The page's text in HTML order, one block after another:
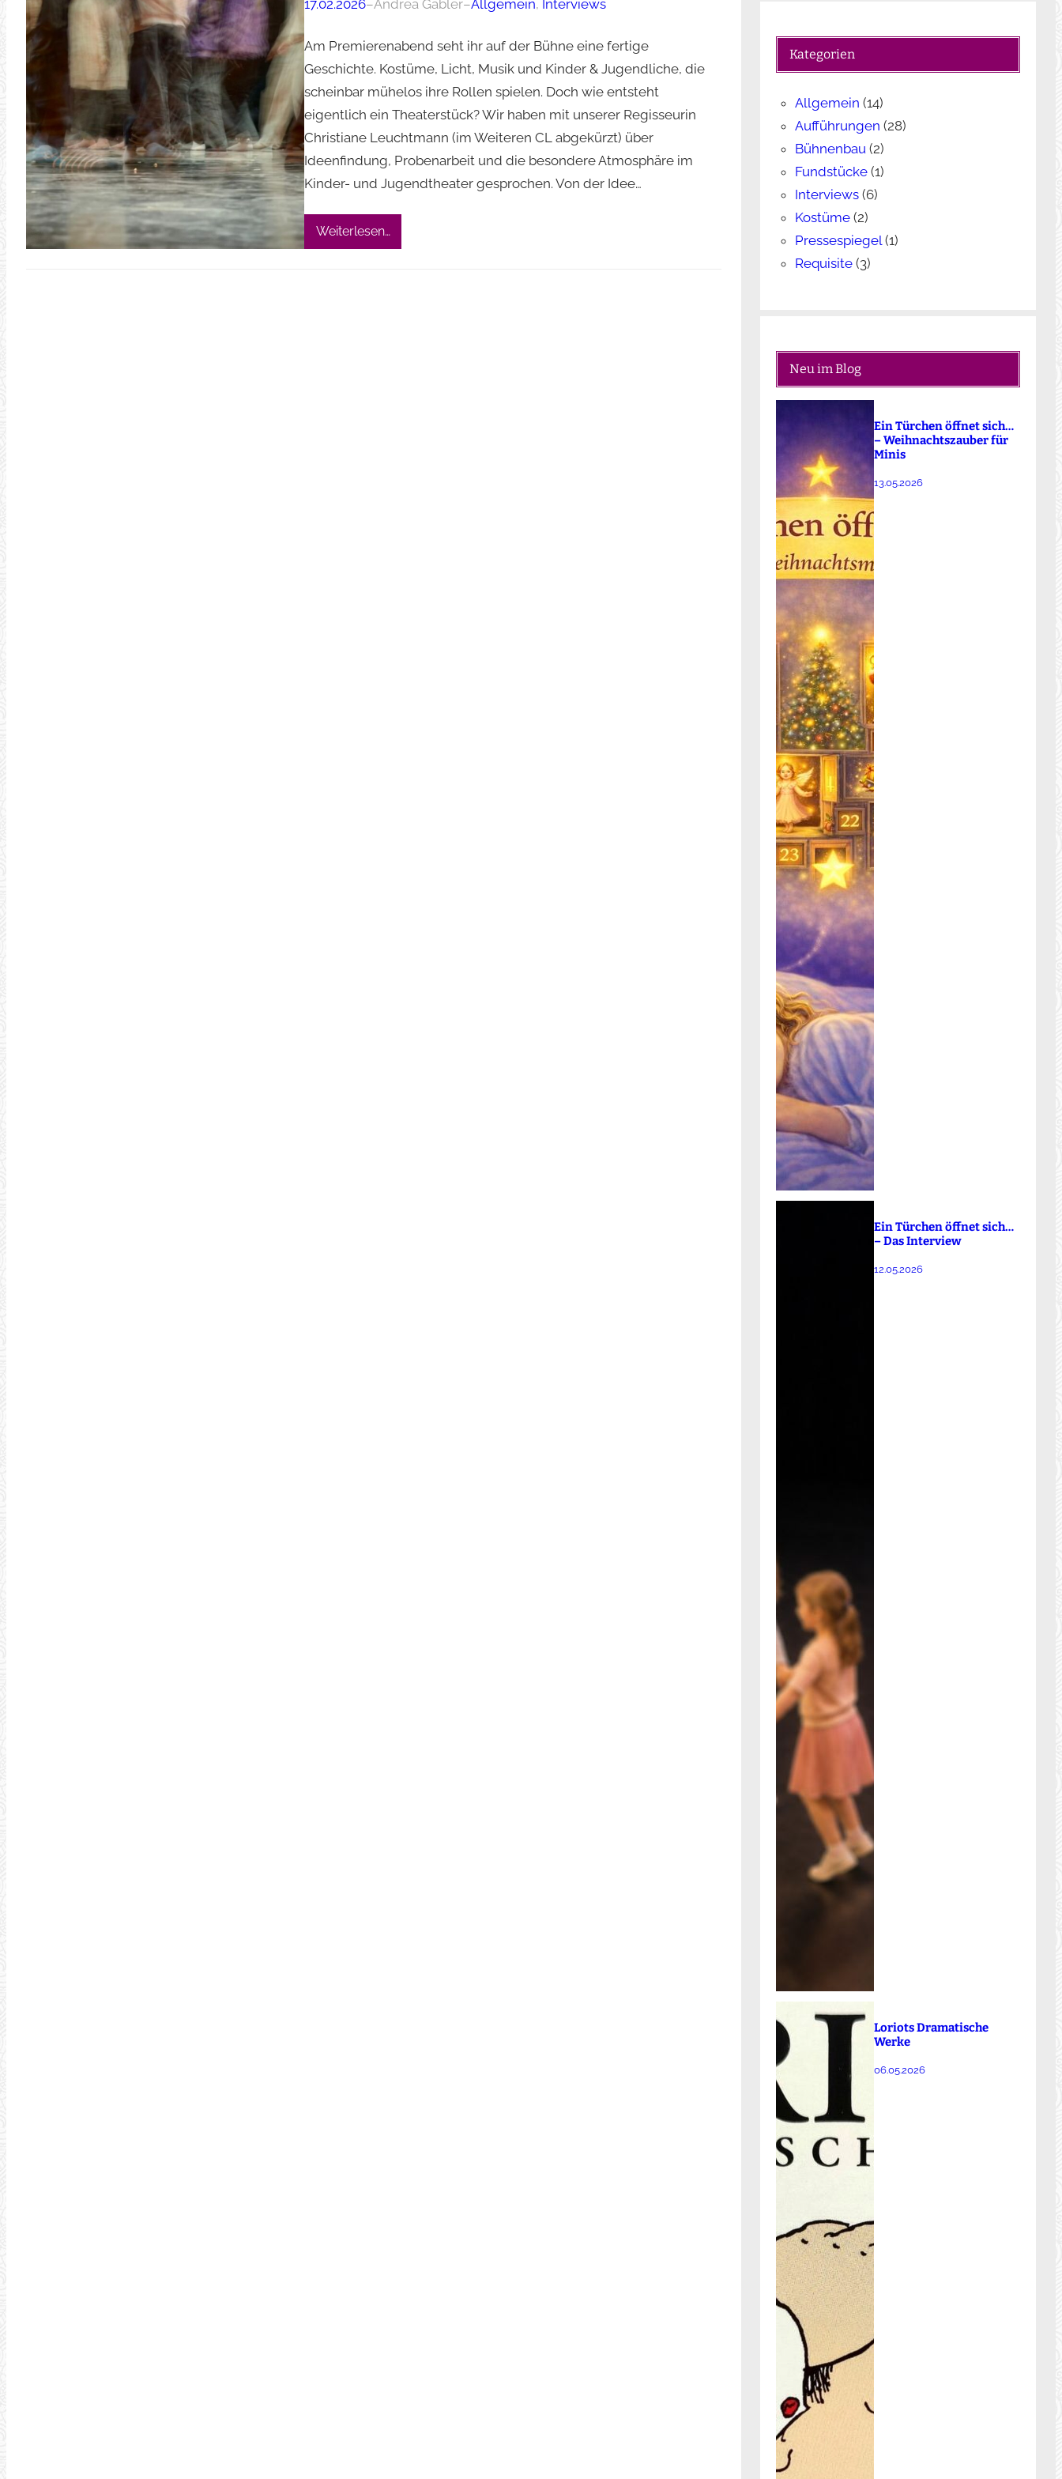
17.02.2026–Andrea Gäbler–Allgemein, Interviews
Am Premierenabend seht ihr auf der Bühne eine fertige
Geschichte. Kostüme, Licht, Musik und Kinder & Jugendliche, die
scheinbar mühelos ihre Rollen spielen. Doch wie entsteht
eigentlich ein Theaterstück? Wir haben mit unserer Regisseurin
Christiane Leuchtmann (im Weiteren CL abgekürzt) über
Ideenfindung, Probenarbeit und die besondere Atmosphäre im
Kinder- und Jugendtheater gesprochen. Von der Idee…
Weiterlesen…
n
Kategorien
Allgemein (14)
Aufführungen (28)
Bühnenbau (2)
Fundstücke (1)
Interviews (6)
Kostüme (2)
Pressespiegel (1)
Requisite (3)
Neu im Blog
Ein Türchen öffnet sich…
– Weihnachtszauber für
Minis
13.05.2026
Ein Türchen öffnet sich…
– Das Interview
12.05.2026
Loriots Dramatische
Werke
06.05.2026